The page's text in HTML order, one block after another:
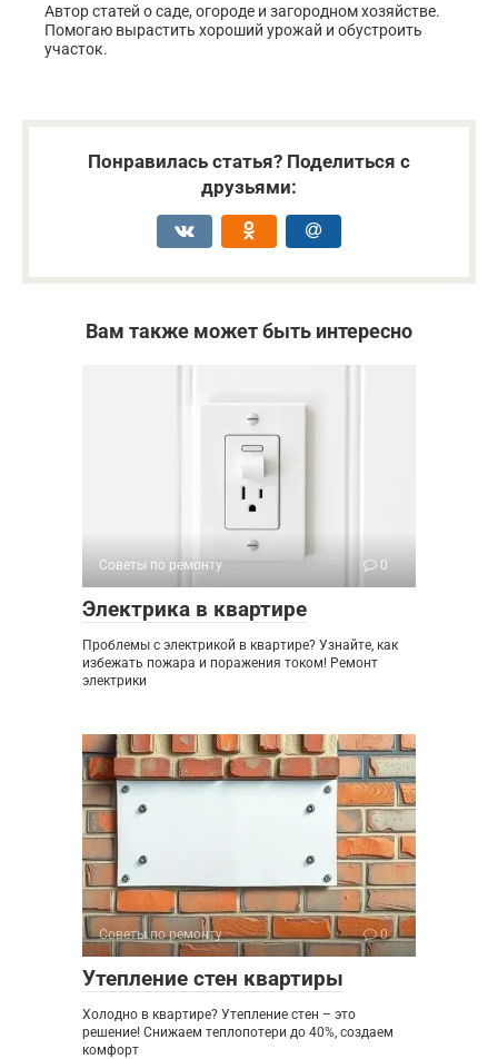
Автор статей о саде, огороде и загородном хозяйстве.
Помогаю вырастить хороший урожай и обустроить
участок.
Понравилась статья? Поделиться с
друзьями:
Вам также может быть интересно
Советы по ремонту 0
Электрика в квартире
Проблемы с электрикой в квартире? Узнайте, как
избежать пожара и поражения током! Ремонт
электрики
Советы по ремонту 0
Утепление стен квартиры
Холодно в квартире? Утепление стен – это
решение! Снижаем теплопотери до 40%, создаем
комфорт